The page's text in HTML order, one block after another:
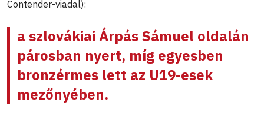
Contender-viadal):
a szlovákiai Árpás Sámuel oldalán
párosban nyert, míg egyesben
bronzérmes lett az U19-esek
mezőnyében.